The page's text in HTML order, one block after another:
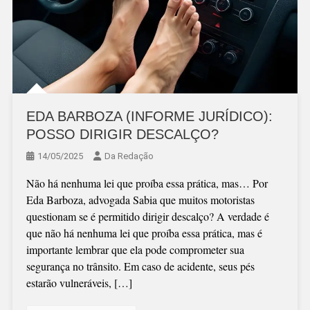
EDA BARBOZA (INFORME JURÍDICO):
POSSO DIRIGIR DESCALÇO?
14/05/2025 Da Redação
Não há nenhuma lei que proíba essa prática, mas… Por
Eda Barboza, advogada Sabia que muitos motoristas
questionam se é permitido dirigir descalço? A verdade é
que não há nenhuma lei que proíba essa prática, mas é
importante lembrar que ela pode comprometer sua
segurança no trânsito. Em caso de acidente, seus pés
estarão vulneráveis, […]